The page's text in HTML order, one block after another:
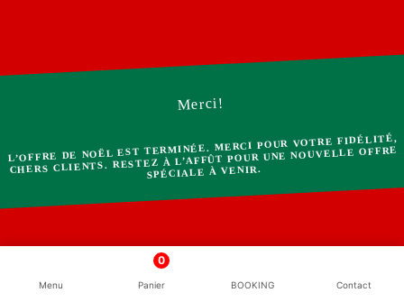
Merci!
L’OFFRE DE NOËL EST TERMINÉE. MERCI POUR VOTRE FIDÉLITÉ,
CHERS CLIENTS. RESTEZ À L’AFFÛT POUR UNE NOUVELLE OFFRE
SPÉCIALE À VENIR.
Menu
0
Panier BOOKING Contact